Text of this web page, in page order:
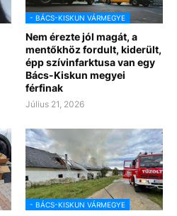
- BÁCS-KISKUN VÁRMEGYE
Nem érezte jól magát, a
mentőkhöz fordult, kiderült,
épp szívinfarktusa van egy
Bács-Kiskun megyei
férfinak
Július 21, 2026
- BÁCS-KISKUN VÁRMEGYE